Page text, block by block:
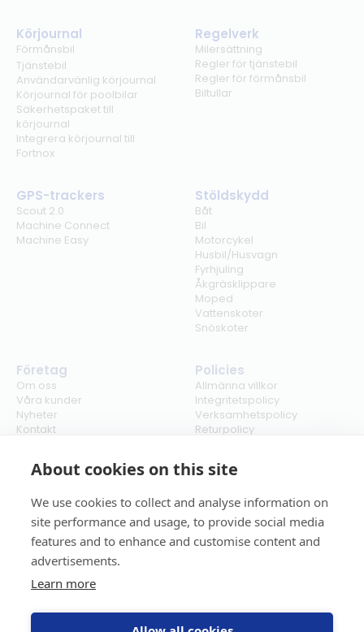
About cookies on this site
We use cookies to collect and analyse information on
site performance and usage, to provide social media
features and to enhance and customise content and
advertisements.
Learn more
Körjournal
Förmånsbil
Tjänstebil
Användarvänlig körjournal
Körjournal för poolbilar
Säkerhetspaket till
körjournal
Integrera körjournal till
Fortnox
Regelverk
Milersättning
Regler för tjänstebil
Regler för förmånsbil
Biltullar
GPS-trackers
Scout 2.0
Machine Connect
Machine Easy
Stöldskydd
Båt
Bil
Motorcykel
Husbil/Husvagn
Fyrhjuling
Åkgräsklippare
Moped
Vattenskoter
Snöskoter
Företag
Om oss
Våra kunder
Nyheter
Kontakt
Policies
Allmänna villkor
Integritetspolicy
Verksamhetspolicy
Returpolicy
Cookies